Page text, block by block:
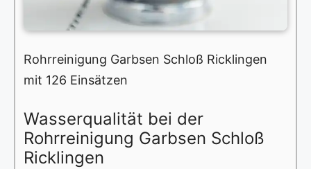
Rohrreinigung Garbsen Schloß Ricklingen
mit 126 Einsätzen
Wasserqualität bei der
Rohrreinigung Garbsen Schloß
Ricklingen